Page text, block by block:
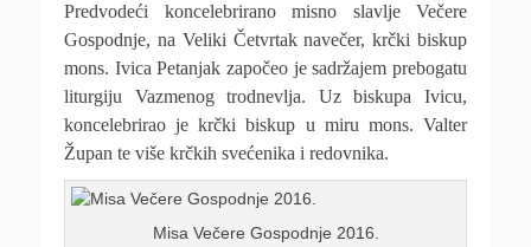
Predvodeći koncelebrirano misno slavlje Večere
Gospodnje, na Veliki Četvrtak navečer, krčki biskup
mons. Ivica Petanjak započeo je sadržajem prebogatu
liturgiju Vazmenog trodnevlja. Uz biskupa Ivicu,
koncelebrirao je krčki biskup u miru mons. Valter
Župan te više krčkih svećenika i redovnika.
Misa Večere Gospodnje 2016.